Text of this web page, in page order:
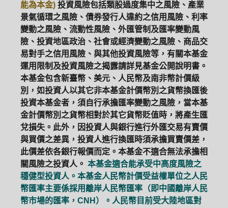
能為本金) 投資風險包括類股過度集中之風險、產業
景氣循環之風險、債券發行人違約之信用風險、利率
變動之風險、流動性風險、外匯管制及匯率變動風
險、投資地區政治、社會或經濟變動之風險、商品交
易對手之信用風險、與其他投資風險等，有關本基金
運用限制及投資風險之揭露請詳見基金公開說明書。
本基金包含新臺幣、美元、人民幣及南非幣計價級
別，如投資人以其它非本基金計價幣別之貨幣換匯後
投資本基金者，須自行承擔匯率變動之風險，當本基
金計價幣別之貨幣相對於其它貨幣貶值時，將產生匯
兌損失。此外，因投資人與銀行進行外匯交易有賣價
與買價之差異，投資人進行換匯時須承擔買賣價差，
此價差依各銀行報價而定。本基金不適合無法承擔相
關風險之投資人。 本基金適合能承受中高度風險之
穩健型投資人。本基金人民幣計價受益權單位之人民
幣匯率主要係採用離岸人民幣匯率（即中國離岸人民
幣市場的匯率，CNH）。人民幣目前受大陸地區對